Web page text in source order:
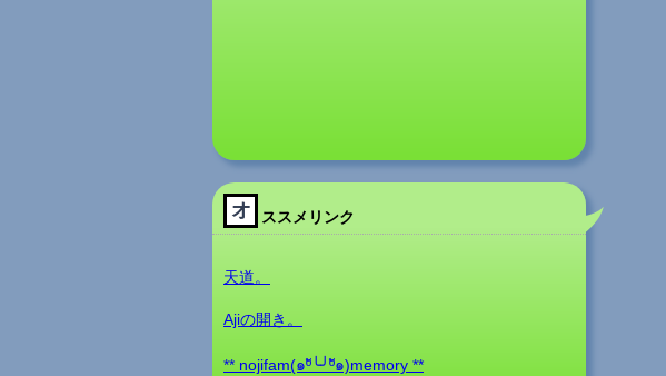
オ ススメリンク
天道。
Ajiの開き。
** nojifam(๑ºั╰╯ºั๑)memory **